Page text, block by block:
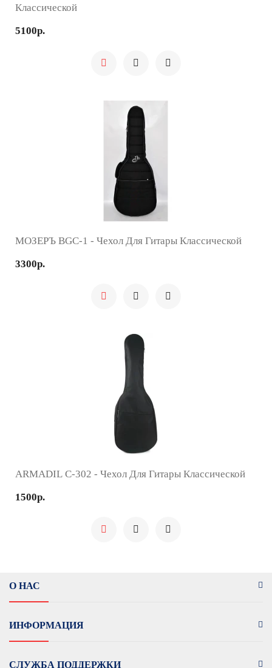
Классической
5100р.
МОЗЕРЪ BGC-1 - Чехол Для Гитары Классической
3300р.
ARMADIL C-302 - Чехол Для Гитары Классической
1500р.
О НАС
ИНФОРМАЦИЯ
СЛУЖБА ПОДДЕРЖКИ